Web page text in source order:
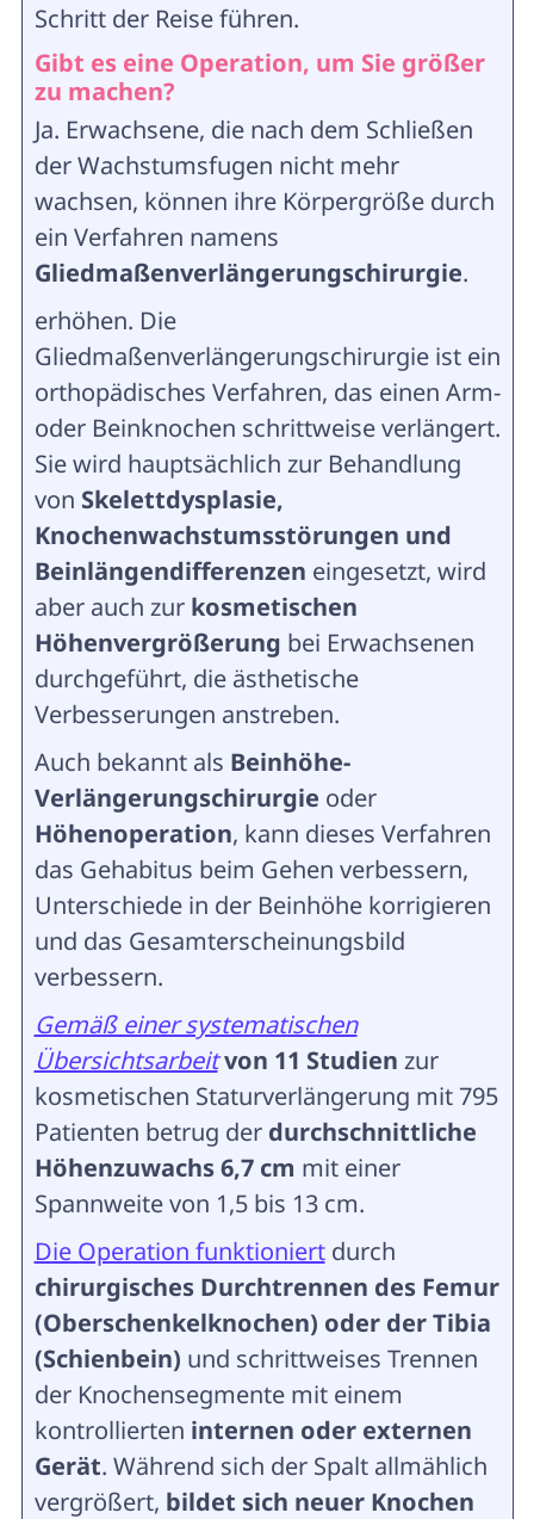
Schritt der Reise führen.
Gibt es eine Operation, um Sie größer
zu machen?
Ja. Erwachsene, die nach dem Schließen
der Wachstumsfugen nicht mehr
wachsen, können ihre Körpergröße durch
ein Verfahren namens
Gliedmaßenverlängerungschirurgie.
erhöhen. Die
Gliedmaßenverlängerungschirurgie ist ein
orthopädisches Verfahren, das einen Arm-
oder Beinknochen schrittweise verlängert.
Sie wird hauptsächlich zur Behandlung
von Skelettdysplasie,
Knochenwachstumsstörungen und
Beinlängendifferenzen eingesetzt, wird
aber auch zur kosmetischen
Höhenvergrößerung bei Erwachsenen
durchgeführt, die ästhetische
Verbesserungen anstreben.
Auch bekannt als Beinhöhe-
Verlängerungschirurgie oder
Höhenoperation, kann dieses Verfahren
das Gehabitus beim Gehen verbessern,
Unterschiede in der Beinhöhe korrigieren
und das Gesamterscheinungsbild
verbessern.
Gemäß einer systematischen
Übersichtsarbeitvon 11 Studien zur
kosmetischen Staturverlängerung mit 795
Patienten betrug der durchschnittliche
Höhenzuwachs 6,7 cm mit einer
Spannweite von 1,5 bis 13 cm.
Die Operation funktioniertdurch
chirurgisches Durchtrennen des Femur
(Oberschenkelknochen) oder der Tibia
(Schienbein) und schrittweises Trennen
der Knochensegmente mit einem
kontrollierten internen oder externen
Gerät. Während sich der Spalt allmählich
vergrößert, bildet sich neuer Knochen